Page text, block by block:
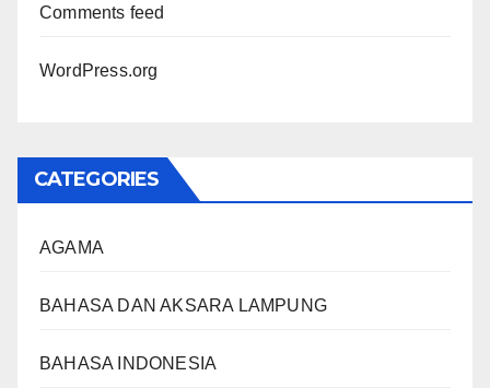
Comments feed
WordPress.org
CATEGORIES
AGAMA
BAHASA DAN AKSARA LAMPUNG
BAHASA INDONESIA